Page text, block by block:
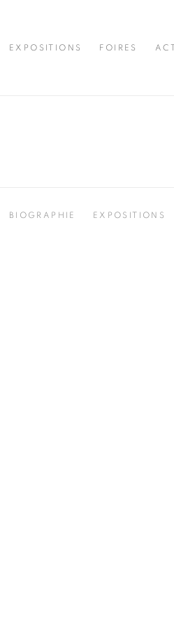
EXPOSITIONS FOIRES
BIOGRAPHIE EXPOSITIONS